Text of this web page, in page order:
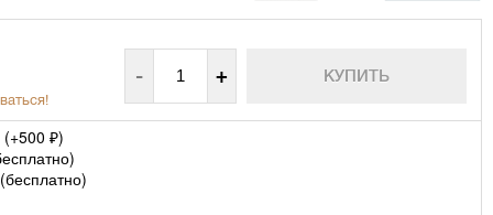
- +
(+500 ₽)
)
бесплатно)